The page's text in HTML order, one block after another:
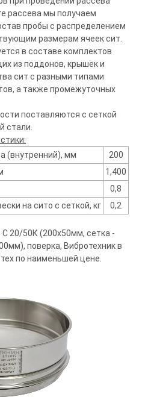
рассева мы получаем
пробы с распределением
размерам ячеек сит.
в составе комплектов
из поддонов, крышек и
сит с разными типами
а также промежуточных
поставляются с сеткой
стали.
(внутренний), мм
200
1,400
0,8
на сито с сеткой, кг
0,2
20/50К (200х50мм, сетка -
поверка, Вибротехник в
по наименьшей цене.